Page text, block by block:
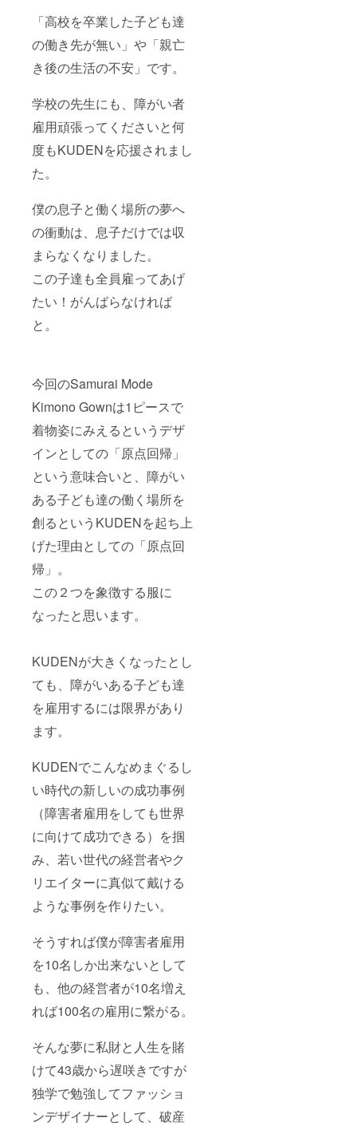
「高校を卒業した子ども達
の働き先が無い」や「親亡
き後の生活の不安」です。
学校の先生にも、障がい者
雇用頑張ってくださいと何
度もKUDENを応援されまし
た。
僕の息子と働く場所の夢へ
の衝動は、息子だけでは収
まらなくなりました。
この子達も全員雇ってあげ
たい！がんばらなければ
と。
今回のSamurai Mode
Kimono Gownは1ピースで
着物姿にみえるというデザ
インとしての「原点回帰」
という意味合いと、障がい
ある子ども達の働く場所を
創るというKUDENを起ち上
げた理由としての「原点回
帰」。
この２つを象徴する服に
なったと思います。
KUDENが大きくなったとし
ても、障がいある子ども達
を雇用するには限界があり
ます。
KUDENでこんなめまぐるし
い時代の新しいの成功事例
（障害者雇用をしても世界
に向けて成功できる）を掴
み、若い世代の経営者やク
リエイターに真似て戴ける
ような事例を作りたい。
そうすれば僕が障害者雇用
を10名しか出来ないとして
も、他の経営者が10名増え
れば100名の雇用に繋がる。
そんな夢に私財と人生を賭
けて43歳から遅咲きですが
独学で勉強してファッショ
ンデザイナーとして、破産